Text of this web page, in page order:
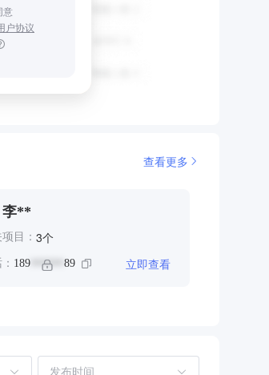
意
户协议
查看更多
李**
目： 3个
189****** 89 立即查看